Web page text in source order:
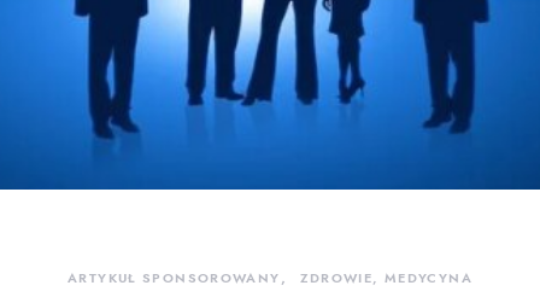
ARTYKUŁ SPONSOROWANY ZDROWIE, MEDYCYNA